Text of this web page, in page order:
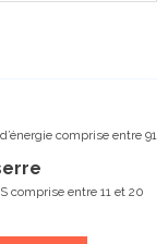
comprise entre 91
comprise entre 11 et 20